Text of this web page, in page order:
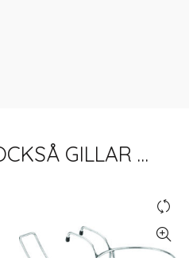
GILLAR …